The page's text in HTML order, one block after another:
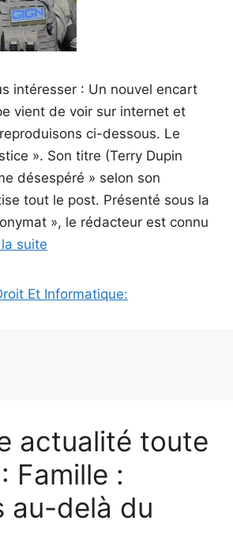
intéresser : Un nouvel encart
vient de voir sur internet et
ci-dessous. Le
». Son titre (Terry Dupin
désespéré » selon son
tout le post. Présenté sous la
», le rédacteur est connu
suite
Et Informatique:
actualité toute
Famille :
au-delà du